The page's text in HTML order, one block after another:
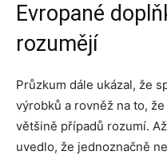
Evropané
rozumějí
Průzkum dále ukázal, že
výrobků a rovněž na to,
většině případů rozumí.
uvedlo, že jednoznačně